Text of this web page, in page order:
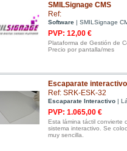
SMILSignage CMS
Ref:
Software | SMILSignage
PVP: 12,00 €
Plataforma de Gestión de
Precio por pantalla/mes
Escaparate
Ref: SRK-ESK-32
Escaparate Interactivo |
PVP: 1.065,00 €
Esta lámina táctil convierte
sistema interactivo. Se
muy sencilla.